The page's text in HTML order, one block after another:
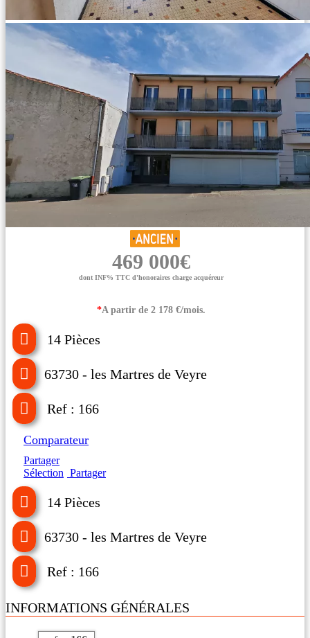
469 000€
dont INF% TTC d'honoraires charge acquéreur
*A partir de 2 178 €/mois.
14 Pièces
63730 - les Martres de Veyre
Ref : 166
Comparateur
Partager
Sélection Partager
14 Pièces
63730 - les Martres de Veyre
Ref : 166
INFORMATIONS GÉNÉRALES